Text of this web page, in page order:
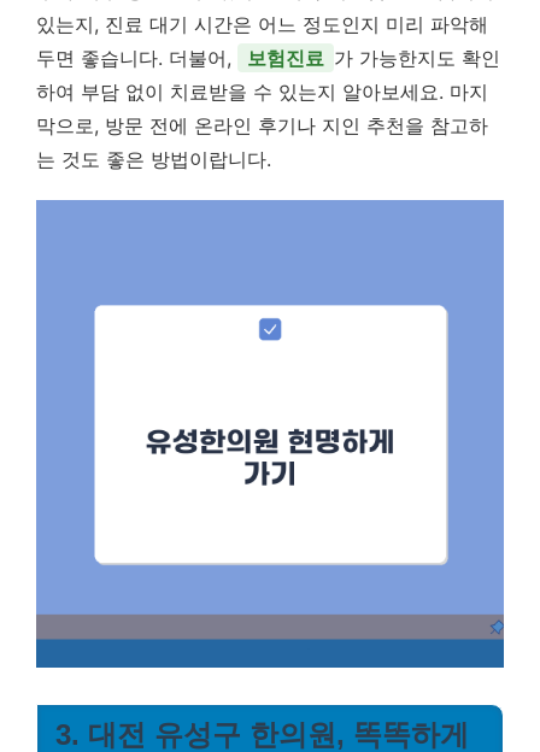
있는지, 진료 대기 시간은 어느 정도인지 미리 파악해
두면 좋습니다. 더불어,
보험진료 가 가능한지도 확인
하여 부담 없이 치료받을 수 있는지 알아보세요. 마지
막으로, 방문 전에 온라인 후기나 지인 추천을 참고하
는 것도 좋은 방법이랍니다.
3. 대전 유성구 한의원, 똑똑하게